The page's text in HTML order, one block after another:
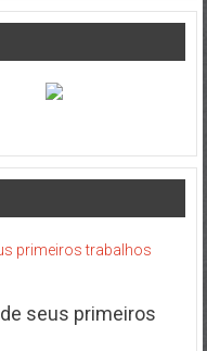
seus primeiros